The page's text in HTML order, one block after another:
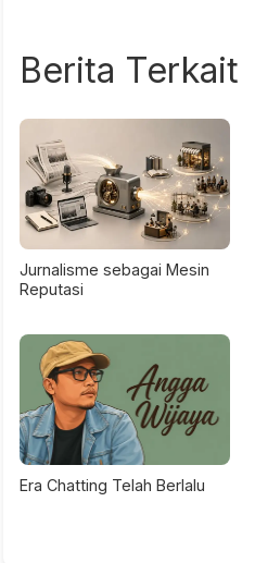
Berita Terkait
Jurnalisme sebagai Mesin
Reputasi
Era Chatting Telah Berlalu